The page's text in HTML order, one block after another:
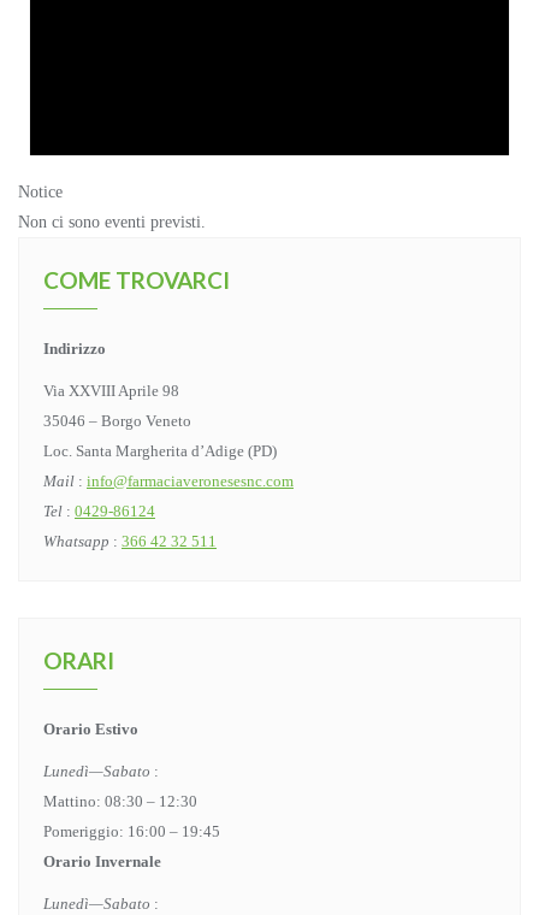
Notice
Non ci sono eventi previsti.
COME TROVARCI
Indirizzo
Via XXVIII Aprile 98
35046 – Borgo Veneto
Loc. Santa Margherita d’Adige (PD)
Mail : info@farmaciaveronesesnc.com
Tel : 0429-86124
Whatsapp : 366 42 32 511
ORARI
Orario Estivo
Lunedì—Sabato :
Mattino: 08:30 – 12:30
Pomeriggio: 16:00 – 19:45
Orario Invernale
Lunedì—Sabato :